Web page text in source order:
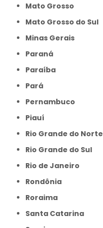
Mato Grosso
Mato Grosso do Sul
Minas Gerais
Paraná
Paraíba
Pará
Pernambuco
Piauí
Rio Grande do Norte
Rio Grande do Sul
Rio de Janeiro
Rondônia
Roraima
Santa Catarina